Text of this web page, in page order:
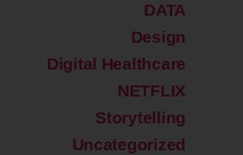
DATA
Design
Digital Healthcare
NETFLIX
Storytelling
Uncategorized